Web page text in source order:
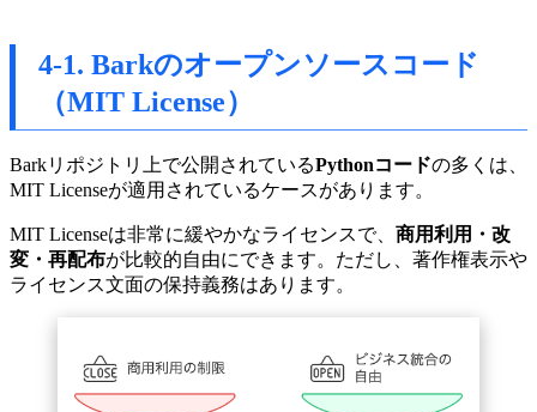
4-1. Barkのオープンソースコード
（MIT License）
Barkリポジトリ上で公開されているPythonコードの多くは、
MIT Licenseが適用されているケースがあります。
MIT Licenseは非常に緩やかなライセンスで、 商用利用・改
変・再配布が比較的自由にできます。ただし、著作権表示や
ライセンス文面の保持義務はあります。